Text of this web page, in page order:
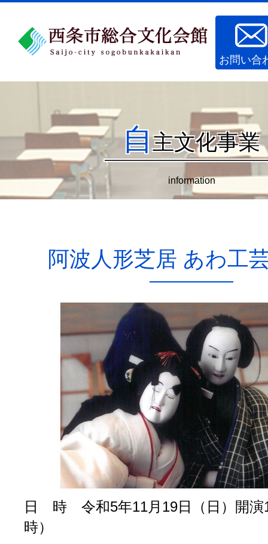
お問い合
自主文化事業
information
阿波人形芝居 あわ工
日 時 令和5年11月19日（日）開演
時）